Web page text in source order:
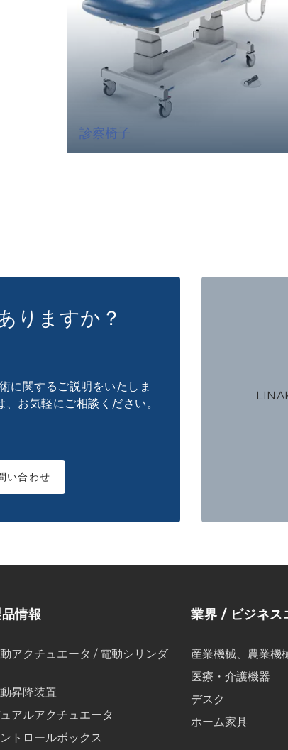
診察椅子
りますか？
に関するご説明をいたしま
お気軽にご相談ください。
い合わせ
情報
アクチュエータ / 電動シリンダ
昇降装置
アルアクチュエータ
トロールボックス
業界 / ビジネス
産業機械、農業機
医療・介護機器
デスク
ホーム家具